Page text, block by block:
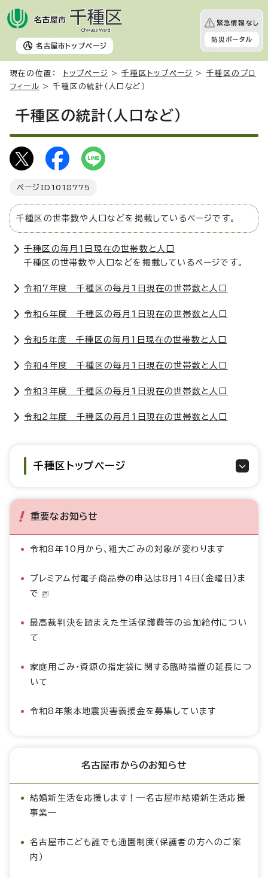
名古屋市 トップページ
緊急情報なし
防災ポータル
現在の位置： トップページ >千種区トップページ > 千種区のプロ
フィール > 千種区の統計（人口など）
千種区の統計（人口など）
ページID 1018775
千種区の世帯数や人口などを掲載しているページです。
千種区の毎月1日現在の世帯数と人口
千種区の世帯数や人口などを掲載しているページです。
令和7年度 千種区の毎月1日現在の世帯数と人口
令和6年度 千種区の毎月1日現在の世帯数と人口
令和5年度 千種区の毎月1日現在の世帯数と人口
令和4年度 千種区の毎月1日現在の世帯数と人口
令和3年度 千種区の毎月1日現在の世帯数と人口
令和2年度 千種区の毎月1日現在の世帯数と人口
千種区トップページ
重要なお知らせ
令和8年10月から、粗大ごみの対象が変わります
プレミアム付電子商品券の申込は8月14日（金曜日）ま
で
最高裁判決を踏まえた生活保護費等の追加給付につい
て
家庭用ごみ・資源の指定袋に関する臨時措置の延長につ
いて
令和8年熊本地震災害義援金を募集しています
名古屋市からのお知らせ
結婚新生活を応援します！―名古屋市結婚新生活応援
事業―
名古屋市こども誰でも通園制度（保護者の方へのご案
内）